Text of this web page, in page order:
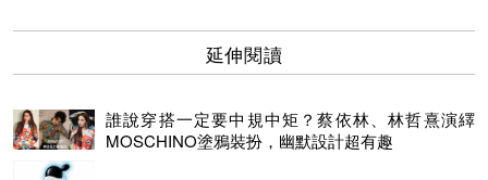
延伸閱讀
誰說穿搭一定要中規中矩？蔡依林、林哲熹演繹
MOSCHINO塗鴉裝扮，幽默設計超有趣